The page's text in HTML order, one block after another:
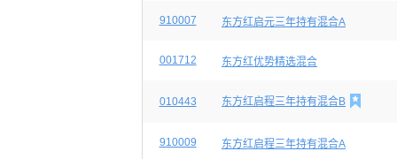
910007 东方红启元三年持有混合A
001712 东方红优势精选混合
010443 东方红启程三年持有混合B 
910009 东方红启程三年持有混合A